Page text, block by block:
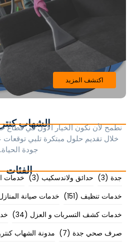
الشهاب
نطمح لأن نكون الخيار الأول في قطاع
خلال تقديم حلول مبتكرة تلبي
جودة الحياة.
اكتشف المزيد
الفئات
جدة (3) حدائق ولاندسكيب (3) خدمات
خدمات تنظيف (151) خدمات صيانة
خدمات كشف التسربات و العزل (34)
صرف صحي جدة (7) مدونة الشهاب